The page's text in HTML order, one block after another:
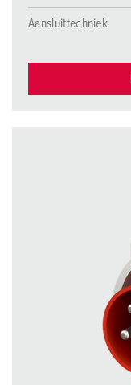
Aansluittechniek